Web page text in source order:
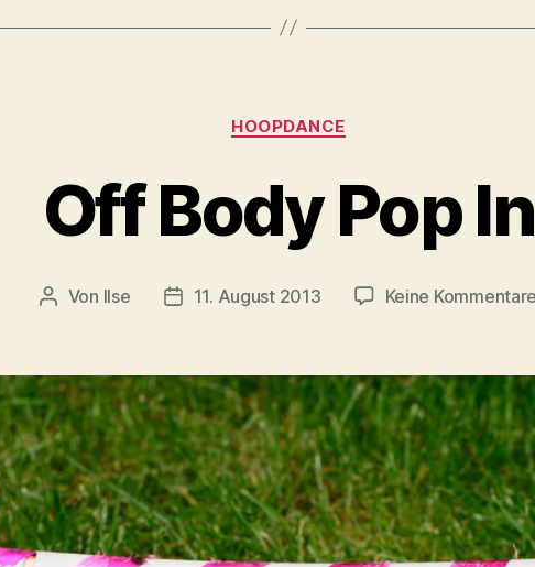
Kategorien
HOOPDANCE
Off Body Pop In
Beitragsautor
Von Ilse Beitragsdatum
11. August 2013 Keine